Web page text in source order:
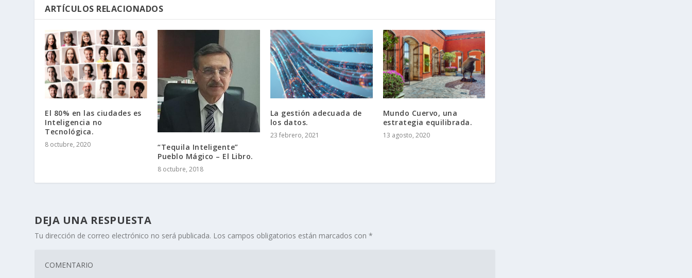
ARTÍCULOS RELACIONADOS
El 80% en las ciudades es
Inteligencia no
Tecnológica.
8 octubre, 2020
“Tequila Inteligente”
Pueblo Mágico – El Libro.
8 octubre, 2018
La gestión adecuada de
los datos.
23 febrero, 2021
Mundo Cuervo, una
estrategia equilibrada.
13 agosto, 2020
DEJA UNA RESPUESTA
Tu dirección de correo electrónico no será publicada. Los campos obligatorios están marcados con*